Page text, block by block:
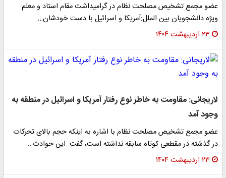
عضو مجمع تشخیص مصلحت نظام در گرامیداشت مقام استاد و معلم
ویژه دانشجویان بین الملل:آمریکا و اسرائیل با دست خودشان…
۲۳ اردیبهشت ۱۴۰۴
لاریجانی: مقاومت به خاطر نوع رفتار آمریکا و اسرائیل در منطقه به
وجود آمد
عضو مجمع تشخیص مصلحت نظام با اشاره به اینکه حجم بالای تحرکات
در گذشته در مقطعی کوتاه سابقه نداشته است، گفت: این حوادث…
۲۳ اردیبهشت ۱۴۰۴